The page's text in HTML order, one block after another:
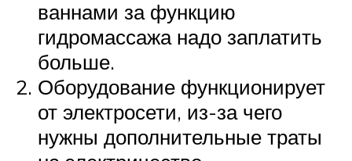
ваннами за функцию
гидромассажа надо заплатить
больше.
Оборудование функционирует
от электросети, из-за чего
нужны дополнительные траты